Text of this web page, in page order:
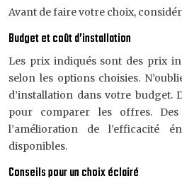
Avant de faire votre choix,
Budget et coût d’installation
Les prix indiqués sont des prix
selon les options choisies.
d’installation dans votre budget.
pour comparer les offres.
l’amélioration de l’efficacité
disponibles.
Conseils pour un choix éclairé